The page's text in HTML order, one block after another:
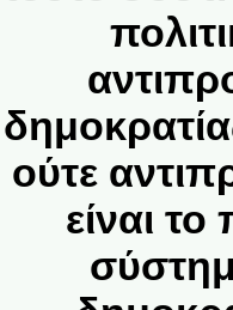
ούτε
είναι το